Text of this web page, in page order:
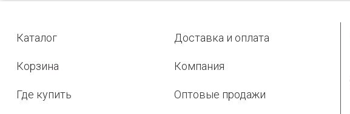
Каталог
Корзина
Где купить
Доставка и оплата
Компания
Оптовые продажи